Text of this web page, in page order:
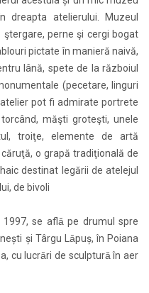
dreapta atelierului. Muzeul
perne şi cergi bogat
pictate în manieră naivă,
lână, spete de la războiul
(pecetare, linguri
pot fi admirate portrete
măşti groteşti, unele
troiţe, elemente de artă
o grapă tradiţională de
destinat legării de atelejul
de bivoli
se aflǎ pe drumul spre
și Târgu Lǎpuș, în Poiana
cu lucrǎri de sculpturǎ în aer